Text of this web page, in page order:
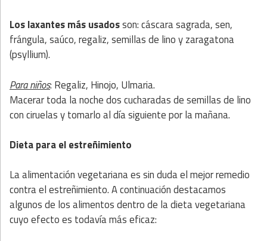
Los laxantes más usadosson: cáscara sagrada, sen,
frángula, saúco, regaliz, semillas de lino y zaragatona
(psyllium).
Para niños: Regaliz, Hinojo, Ulmaria.
Macerar toda la noche dos cucharadas de semillas de lino
con ciruelas y tomarlo al día siguiente por la mañana.
Dieta para el estreñimiento
La alimentación vegetariana es sin duda el mejor remedio
contra el estreñimiento. A continuación destacamos
algunos de los alimentos dentro de la dieta vegetariana
cuyo efecto es todavía más eficaz: